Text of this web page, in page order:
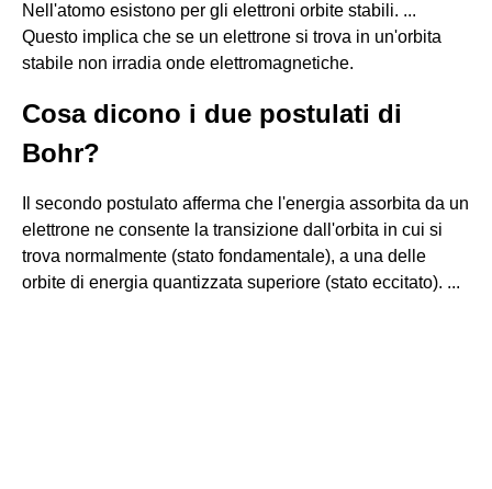
Nell'atomo esistono per gli elettroni orbite stabili. ...
Questo implica che se un elettrone si trova in un'orbita
stabile non irradia onde elettromagnetiche.
Cosa dicono i due postulati di
Bohr?
Il secondo postulato afferma che l'energia assorbita da un
elettrone ne consente la transizione dall'orbita in cui si
trova normalmente (stato fondamentale), a una delle
orbite di energia quantizzata superiore (stato eccitato). ...